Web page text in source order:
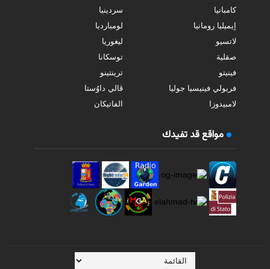
كامبانيا
سردينيا
إيميليا رومانيا
لومبارديا
لاتسيو
ليغوريا
صقلية
توسكانا
فينيتو
ترينتينو
فريولي فينيسيا جوليا
ڤالي داوُستا
لامبيدوزا
الفاتيكان
مواقع قد تفيدك